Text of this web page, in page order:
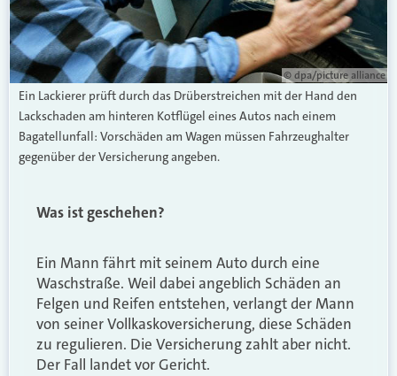
© dpa/picture alliance
Ein Lackierer prüft durch das Drüberstreichen mit der Hand den
Lackschaden am hinteren Kotflügel eines Autos nach einem
Bagatellunfall: Vorschäden am Wagen müssen Fahrzeughalter
gegenüber der Versicherung angeben.
Was ist geschehen?
Ein Mann fährt mit seinem Auto durch eine
Waschstraße. Weil dabei angeblich Schäden an
Felgen und Reifen entstehen, verlangt der Mann
von seiner Vollkaskoversicherung, diese Schäden
zu regulieren. Die Versicherung zahlt aber nicht.
Der Fall landet vor Gericht.